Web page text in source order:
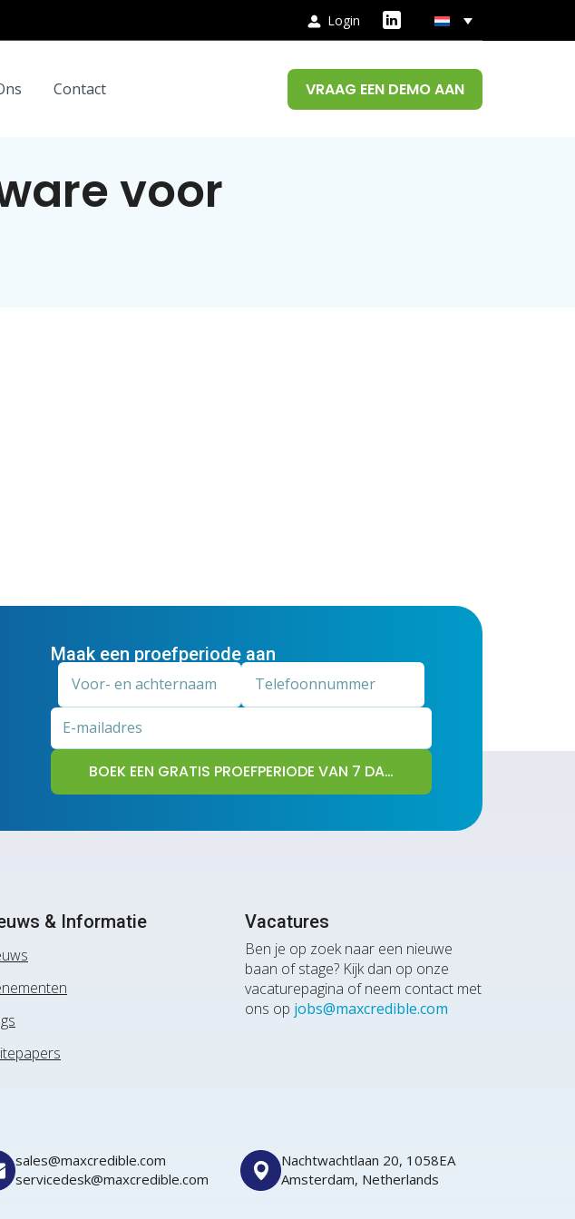
Login
VRAAG EEN DEMO AAN
Contact
voor
Maak een proefperiode aan
& Informatie Vacatures
Ben je op zoek naar een nieuwe
baan of stage? Kijk dan op onze
vacaturepagina of neem contact met
ons op jobs@maxcredible.com
sales@maxcredible.com
servicedesk@maxcredible.com
Nachtwachtlaan 20, 1058EA
Amsterdam, Netherlands